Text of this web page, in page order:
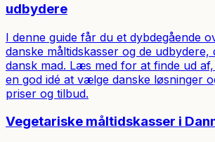
udbydere
I denne guide får du et dybdegående
danske måltidskasser og de
dansk mad. Læs med for at finde ud
en god idé at vælge danske løsninger
priser og tilbud.
Vegetariske måltidskasser i